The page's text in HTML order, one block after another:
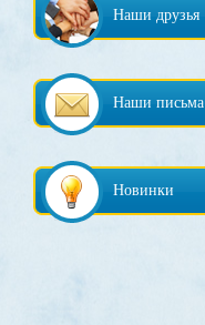
Наши друзья
Наши письма
Новинки